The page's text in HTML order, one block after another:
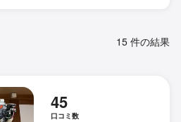
15 件の結果
45
口コミ数